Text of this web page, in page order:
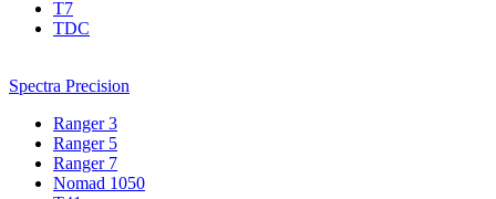
T7
TDC
Spectra Precision
Ranger 3
Ranger 5
Ranger 7
Nomad 1050